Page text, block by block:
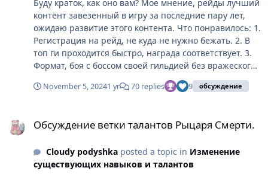
Буду краток, как оно вам? Мое мнение, рейды лучший
контент завезенный в игру за последние пару лет,
ожидаю развитие этого контента. Что понравилось: 1.
Регистрация на рейд, не куда не нужно бежать. 2. В
топ ги проходится быстро, награда соответствует. 3.
Формат, боя с боссом своей гильдией без вражеского
сказать.
November 5, 20241 yr 70 replies 9 обсуждение
Обсуждение ветки талантов Рыцаря Смерти.
Cloudy podyshkaposted a topic in Изменение
существующих навыков и талантов